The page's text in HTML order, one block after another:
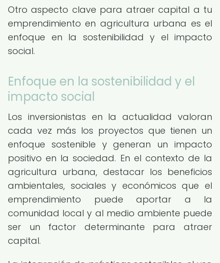
Otro aspecto clave para atraer capital a tu
emprendimiento en agricultura urbana es el
enfoque en la sostenibilidad y el impacto
social.
Enfoque en la sostenibilidad y el
impacto social
Los inversionistas en la actualidad valoran
cada vez más los proyectos que tienen un
enfoque sostenible y generan un impacto
positivo en la sociedad. En el contexto de la
agricultura urbana, destacar los beneficios
ambientales, sociales y económicos que el
emprendimiento puede aportar a la
comunidad local y al medio ambiente puede
ser un factor determinante para atraer
capital.